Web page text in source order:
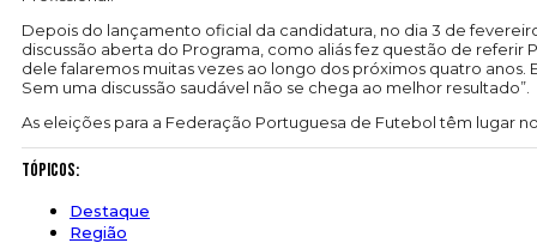
Depois do lançamento oficial da candidatura, no dia 3 de
discussão aberta do Programa, como aliás fez questão de
dele falaremos muitas vezes ao longo dos próximos quatro
Sem uma discussão saudável não se chega ao melhor resultado”.
As eleições para a Federação Portuguesa de Futebol têm lugar
Tópicos:
Destaque
Região